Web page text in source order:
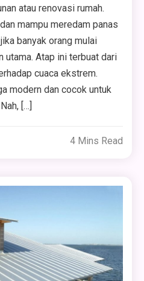
atau renovasi rumah.
mampu meredam panas
banyak orang mulai
utama. Atap ini terbuat dari
cuaca ekstrem.
modern dan cocok untuk
[…]
4 Mins Read